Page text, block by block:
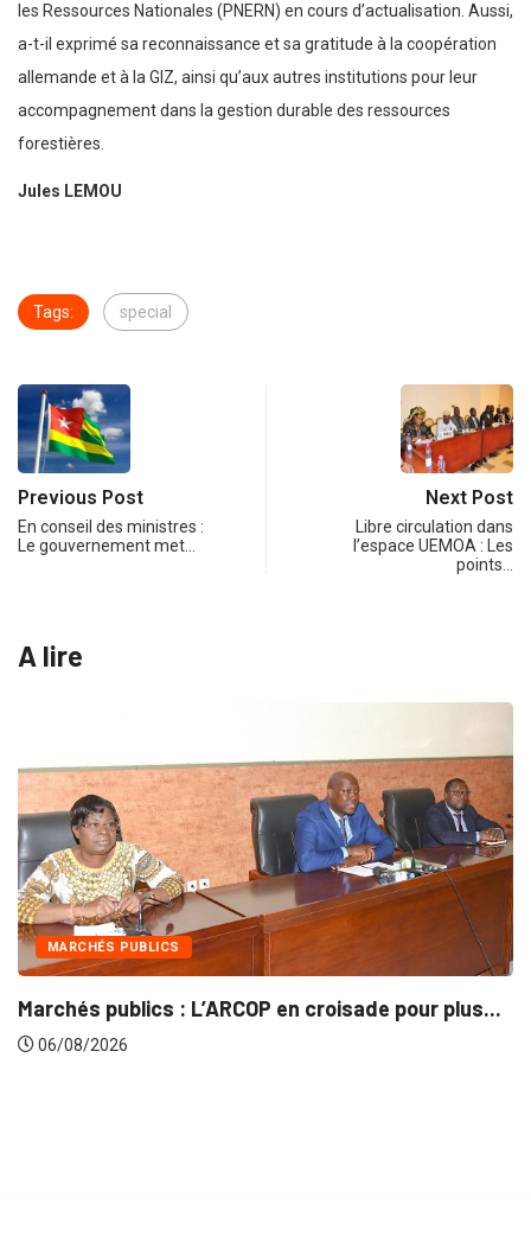
les Ressources Nationales (PNERN) en cours d’actualisation. Aussi,
a-t-il exprimé sa reconnaissance et sa gratitude à la coopération
allemande et à la GIZ, ainsi qu’aux autres institutions pour leur
accompagnement dans la gestion durable des ressources
forestières.
Jules LEMOU
Tags: special
Previous Post
En conseil des ministres :
Le gouvernement met…
Next Post
Libre circulation dans
l’espace UEMOA : Les
points…
A lire
MARCHÉS PUBLICS
Marchés publics : L’ARCOP en croisade pour plus...
06/08/2026